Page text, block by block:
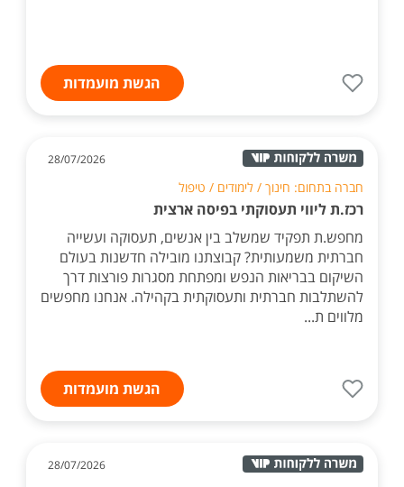
הגשת מועמדות
28/07/2026
חברה בתחום: חינוך / לימודים / טיפול
רכז.ת ליווי תעסוקתי בפיסה ארצית
מחפש.ת תפקיד שמשלב בין אנשים, תעסוקה ועשייה
חברתית משמעותית? קבוצתנו מובילה חדשנות בעולם
השיקום בבריאות הנפש ומפתחת מסגרות פורצות דרך
להשתלבות חברתית ותעסוקתית בקהילה. אנחנו מחפשים
מלווים ת...
הגשת מועמדות
28/07/2026